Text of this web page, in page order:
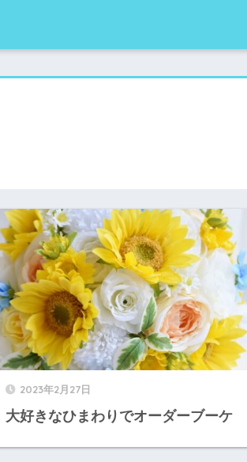
2023年2月27日
大好きなひまわりでオーダーブーケ